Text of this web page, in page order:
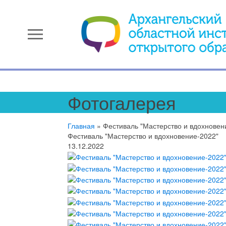
menu
Фотогалерея
Главная »Фестиваль "Мастерство и
Фестиваль "Мастерство и вдохновение-2022"
13.12.2022